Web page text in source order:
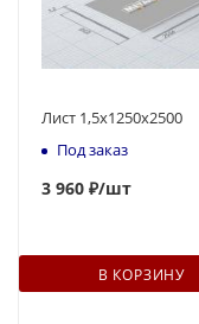
Лист 1,5х1250х2500
Под заказ
3 960 ₽/шт
В КОРЗИНУ